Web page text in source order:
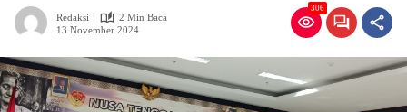
Redaksi
2 Min Baca
13 November 2024
306